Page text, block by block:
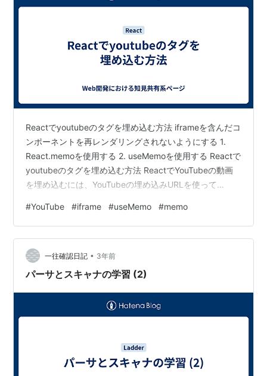
Reactでyoutubeのタグを埋め込む方法 iframeを含んだコ
ンポーネントを再レンダリングされないようにする 1.
React.memoを使用する 2. useMemoを使用する Reactで
youtubeのタグを埋め込む方法 ReactでYouTubeの動画
を埋め込むには、YouTubeの埋め込みURLを使って
体的な手順です。1. YouTubeの埋め込みURLを取得す
る： YouTube動画のページで「共有」ボタンをクリック
し、「埋め込み」オプションを選択します。 埋め込みコ
ードが表示されるので、その中のsrc属性にあるUR…
#YouTube #iframe #useMemo #memo
一往確認日記 • 3年前
パーサとスキャナの学習 (2)